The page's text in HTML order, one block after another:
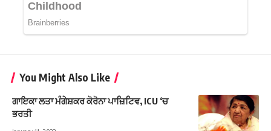
You Might Also Like
ਗਾਇਕਾ ਲਤਾ ਮੰਗੇਸ਼ਕਰ ਕੋਰੋਨਾ ਪਾਜ਼ਿਟਿਵ, ICU ‘ਚ
ਭਰਤੀ